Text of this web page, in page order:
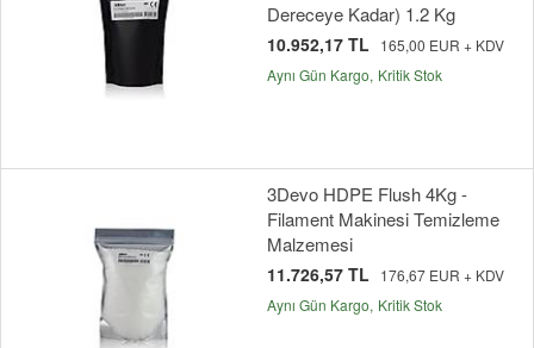
Dereceye Kadar) 1.2 Kg
10.952,17 TL
165,00 EUR + KDV
Aynı Gün Kargo Kritik Stok
3Devo HDPE Flush 4Kg -
Filament Makinesi Temizleme
Malzemesi
11.726,57 TL
176,67 EUR + KDV
Aynı Gün Kargo Kritik Stok